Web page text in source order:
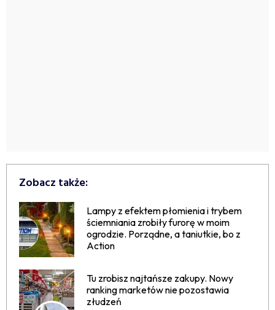
Zobacz także:
Lampy z efektem płomienia i trybem
ściemniania zrobiły furorę w moim
ogrodzie. Porządne, a taniutkie, bo z
Action
Tu zrobisz najtańsze zakupy. Nowy
ranking marketów nie pozostawia
złudzeń